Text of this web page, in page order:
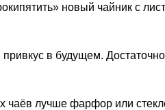
новый чайник с
в будущем.
лучше фарфор или